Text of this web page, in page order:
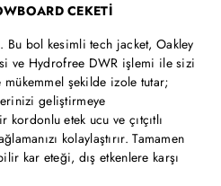
CEKETİ
Bu bol kesimli tech jacket, Oakley
ve Hydrofree DWR işlemi ile sizi
şekilde izole tutar;
geliştirmeye
etek ucu ve çıtçıtlı
kolaylaştırır. Tamamen
kar eteği, dış etkenlere karşı